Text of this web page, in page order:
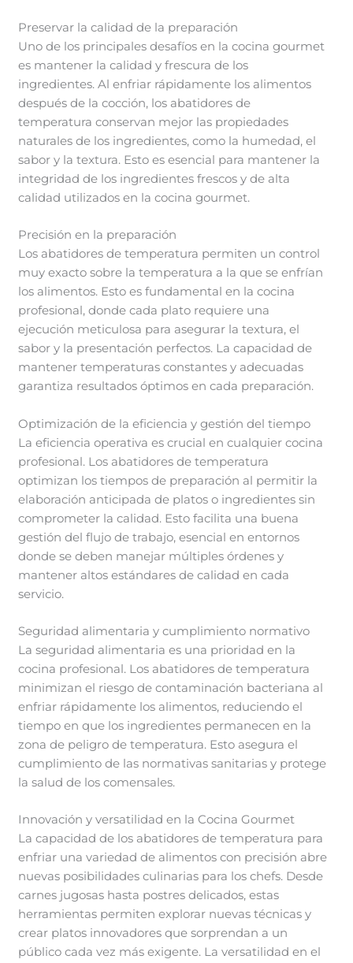
Preservar la calidad de la preparación
Uno de los principales desafíos en la cocina gourmet
es mantener la calidad y frescura de los
ingredientes. Al enfriar rápidamente los alimentos
después de la cocción, los abatidores de
temperatura conservan mejor las propiedades
naturales de los ingredientes, como la humedad, el
sabor y la textura. Esto es esencial para mantener la
integridad de los ingredientes frescos y de alta
calidad utilizados en la cocina gourmet.
Precisión en la preparación
Los abatidores de temperatura permiten un control
muy exacto sobre la temperatura a la que se enfrían
los alimentos. Esto es fundamental en la cocina
profesional, donde cada plato requiere una
ejecución meticulosa para asegurar la textura, el
sabor y la presentación perfectos. La capacidad de
mantener temperaturas constantes y adecuadas
garantiza resultados óptimos en cada preparación.
Optimización de la eficiencia y gestión del tiempo
La eficiencia operativa es crucial en cualquier cocina
profesional. Los abatidores de temperatura
optimizan los tiempos de preparación al permitir la
elaboración anticipada de platos o ingredientes sin
comprometer la calidad. Esto facilita una buena
gestión del flujo de trabajo, esencial en entornos
donde se deben manejar múltiples órdenes y
mantener altos estándares de calidad en cada
servicio.
Seguridad alimentaria y cumplimiento normativo
La seguridad alimentaria es una prioridad en la
cocina profesional. Los abatidores de temperatura
minimizan el riesgo de contaminación bacteriana al
enfriar rápidamente los alimentos, reduciendo el
tiempo en que los ingredientes permanecen en la
zona de peligro de temperatura. Esto asegura el
cumplimiento de las normativas sanitarias y protege
la salud de los comensales.
Innovación y versatilidad en la Cocina Gourmet
La capacidad de los abatidores de temperatura para
enfriar una variedad de alimentos con precisión abre
nuevas posibilidades culinarias para los chefs. Desde
carnes jugosas hasta postres delicados, estas
herramientas permiten explorar nuevas técnicas y
crear platos innovadores que sorprendan a un
público cada vez más exigente. La versatilidad en el